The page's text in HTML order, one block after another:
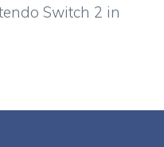
Switch 2 in